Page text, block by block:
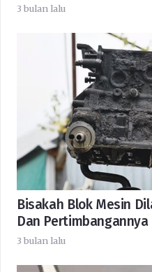
3 bulan lalu
Bisakah Blok Mesin
Dan Pertimbangannya
3 bulan lalu